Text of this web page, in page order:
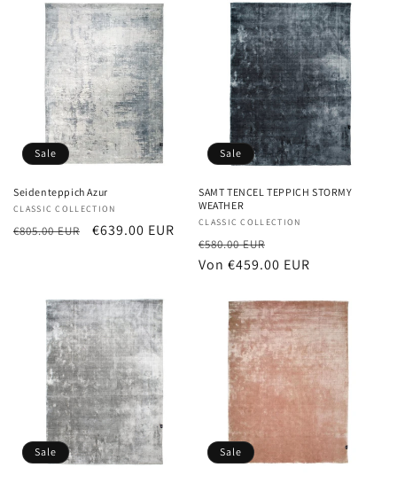
Sale
Seidenteppich Azur
Anbieter:
CLASSIC COLLECTION
Normaler
€805.00 EUR Verkaufspreis
€639.00 EUR
Sale
SAMT TENCEL TEPPICH STORMY
WEATHER
Anbieter:
CLASSIC COLLECTION
Normaler
Preis
€580.00 EUR
Von €459.00 EUR
Sale Sale